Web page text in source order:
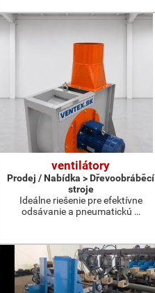
ventilátory
Prodej / Nabídka > Dřevoobráběcí
stroje
Ideálne riešenie pre efektívne
odsávanie a pneumatickú …